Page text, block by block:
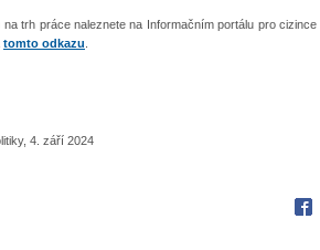
na trh práce naleznete na Informačním portálu pro
tomto odkazu
4. září 2024